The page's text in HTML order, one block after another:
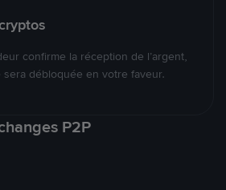
confirme la réception de l’argent,
débloquée en votre faveur.
P2P